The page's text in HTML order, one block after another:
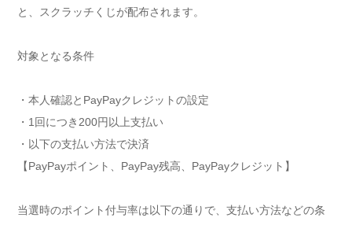
と、スクラッチくじが配布されます。
対象となる条件
・本人確認とPayPayクレジットの設定
・1回につき200円以上支払い
・以下の支払い方法で決済
【PayPayポイント、PayPay残高、PayPayクレジット】
当選時のポイント付与率は以下の通りで、支払い方法などの条